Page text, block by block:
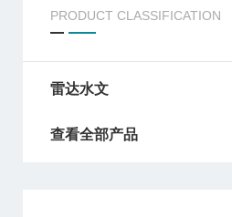
PRODUCT CLASSIFICATION
雷达水文
查看全部产品